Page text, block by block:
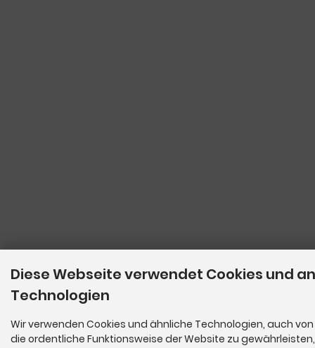
Diese Webseite verwendet Cookies und
Technologien
Wir verwenden Cookies und ähnliche Technologien, auch
die ordentliche Funktionsweise der Website zu